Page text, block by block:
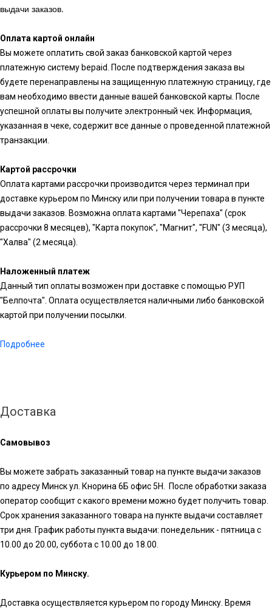
выдачи заказов.
Оплата картой онлайн
Вы можете оплатить свой заказ банковской картой через
платежную систему bepaid. После подтверждения заказа вы
будете перенаправлены на защищенную платежную страницу, где
вам необходимо ввести данные вашей банковской карты. После
успешной оплаты вы получите электронный чек. Информация,
указанная в чеке, содержит все данные о проведенной платежной
транзакции.
Картой рассрочки
Оплата картами рассрочки производится через терминал при
доставке курьером по Минску или при получении товара в пункте
выдачи заказов. Возможна оплата картами "Черепаха" (срок
рассрочки 8 месяцев), "Карта покупок", "Магнит", "FUN" (3 месяца),
"Халва" (2 месяца).
Наложенный платеж
Данный тип оплаты возможен при доставке с помощью РУП
"Белпочта". Оплата осуществляется наличными либо банковской
картой при получении посылки.
Подробнее
Доставка
Самовывоз
Вы можете забрать заказанный товар на пункте выдачи заказов
по адресу Минск ул. Кнорина 6Б офис 5Н. После обработки заказа
оператор сообщит с какого времени можно будет получить товар.
Срок хранения заказанного товара на пункте выдачи составляет
три дня. График работы пункта выдачи: понедельник - пятница с
10.00 до 20.00, суббота с 10.00 до 18.00.
Курьером по Минску.
Доставка осуществляется курьером по городу Минску. Время